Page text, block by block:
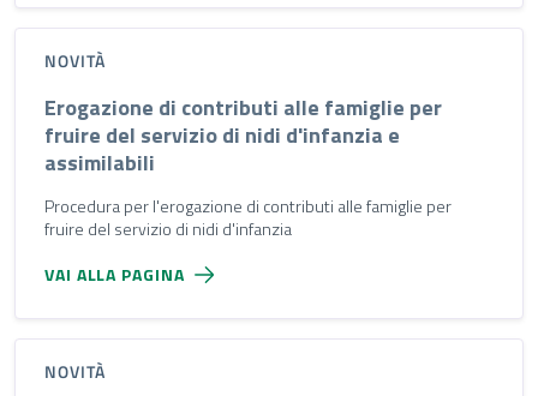
NOVITÀ
Erogazione di contributi alle famiglie per
fruire del servizio di nidi d'infanzia e
assimilabili
Procedura per l'erogazione di contributi alle famiglie per
fruire del servizio di nidi d'infanzia
VAI ALLA PAGINA
NOVITÀ